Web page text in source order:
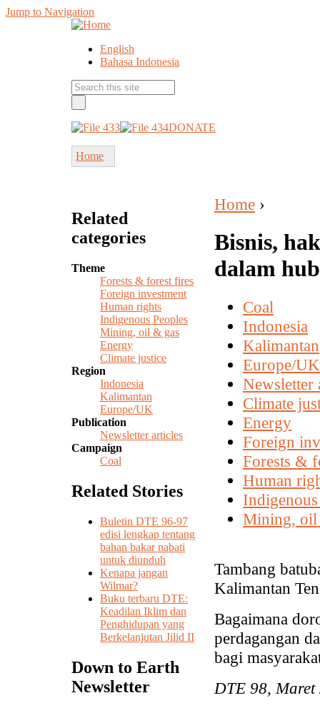
Jump to Navigation
English
Bahasa Indonesia
DONATE
Home
Related
categories
Theme
Forests & forest fires
Foreign investment
Human rights
Indigenous Peoples
Mining, oil & gas
Energy
Climate justice
Region
Indonesia
Kalimantan
Europe/UK
Publication
Newsletter articles
Campaign
Coal
Related Stories
Buletin DTE 96-97
edisi lengkap tentang
bahan bakar nabati
untuk diunduh
Kenapa jangan
Wilmar?
Buku terbaru DTE:
Keadilan Iklim dan
Penghidupan yang
Berkelanjutan Jilid II
Down to Earth
Newsletter
Home ›
Bisnis,
dalam
Coal
Indonesia
Kalimantan
Europe/UK
Newsletter
Climate
Energy
Foreign
Forests &
Human
Mining, oil
Tambang
Kalimantan
Bagaimana
perdagangan
bagi
DTE 98, Maret